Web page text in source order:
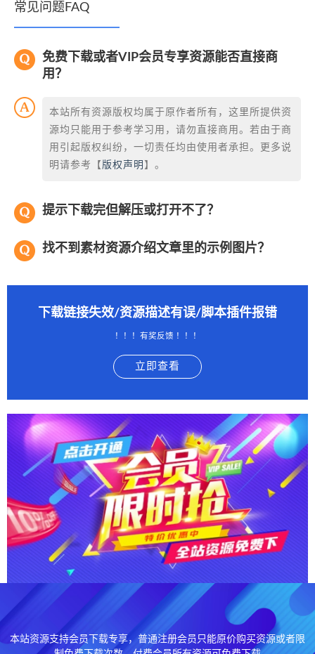
常见问题FAQ
免费下载或者VIP会员专享资源能否直接商
用？
本站所有资源版权均属于原作者所有，这里所提供资
源均只能用于参考学习用，请勿直接商用。若由于商
用引起版权纠纷，一切责任均由使用者承担。更多说
明请参考【 版权声明 】。
提示下载完但解压或打开不了？
找不到素材资源介绍文章里的示例图片？
下载链接失效/资源描述有误/脚本插件报错
！！！有奖反馈 ！！！
立即查看
本站资源支持会员下载专享，普通注册会员只能原价购买资源或者限